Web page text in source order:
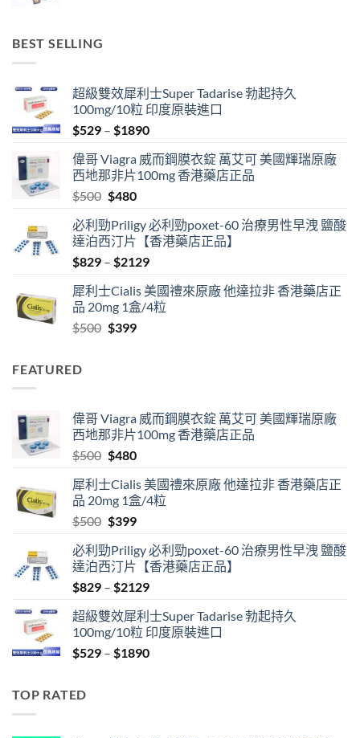
BEST SELLING
超級雙效犀利士Super Tadarise 勃起持久
100mg/10粒 印度原裝進口
$529 – $1890Price
$529
through
偉哥 Viagra 威而鋼膜衣錠 萬艾可 美國輝瑞原廠
西地那非片100mg 香港藥店正品
$500 Original
was:
$500.
$480Current
is:
$480.
必利勁Priligy 必利勁poxet-60 治療男性早洩 鹽酸
達泊西汀片【香港藥店正品】
$829 – $2129Price
$829
through
犀利士Cialis 美國禮來原廠 他達拉非 香港藥店正
品 20mg 1盒/4粒
$500 Original
$399Current
FEATURED
偉哥 Viagra 威而鋼膜衣錠 萬艾可 美國輝瑞原廠
西地那非片100mg 香港藥店正品
$500 Original
was:
$500.
$480Current
is:
$480.
犀利士Cialis 美國禮來原廠 他達拉非 香港藥店正
品 20mg 1盒/4粒
$500 Original
was:
$500.
$399Current
is:
$399.
必利勁Priligy 必利勁poxet-60 治療男性早洩 鹽酸
達泊西汀片【香港藥店正品】
$829 – $2129Price
$829
through
$2129
超級雙效犀利士Super Tadarise 勃起持久
100mg/10粒 印度原裝進口
$529 – $1890Price
TOP RATED